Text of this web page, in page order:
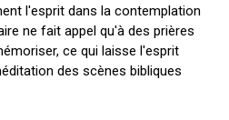
l'esprit dans la contemplation
ne fait appel qu'à des prières
ce qui laisse l'esprit
des scènes bibliques